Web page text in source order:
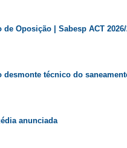
Oposição | Sabesp ACT 2026/
desmonte técnico do
anunciada